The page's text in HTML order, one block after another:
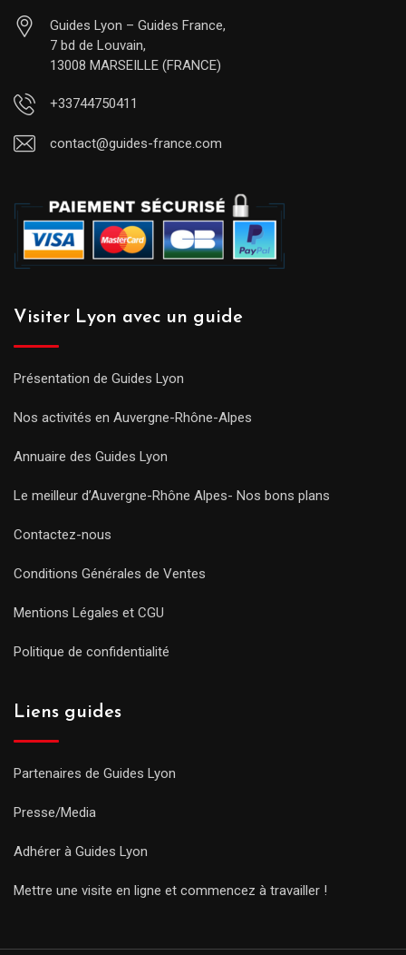
Guides Lyon – Guides France,
7 bd de Louvain,
13008 MARSEILLE (FRANCE)
+33744750411
contact@guides-france.com
Visiter Lyon avec un guide
Présentation de Guides Lyon
Nos activités en Auvergne-Rhône-Alpes
Annuaire des Guides Lyon
Le meilleur d’Auvergne-Rhône Alpes- Nos bons plans
Contactez-nous
Conditions Générales de Ventes
Mentions Légales et CGU
Politique de confidentialité
Liens guides
Partenaires de Guides Lyon
Presse/Media
Adhérer à Guides Lyon
Mettre une visite en ligne et commencez à travailler !